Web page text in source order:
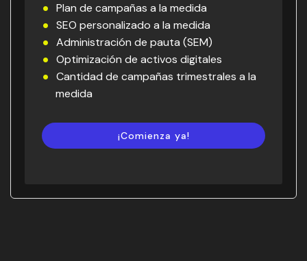
Plan de campañas a la medida
SEO personalizado a la medida
Administración de pauta (SEM)
Optimización de activos digitales
Cantidad de campañas trimestrales a la
medida
¡Comienza ya!